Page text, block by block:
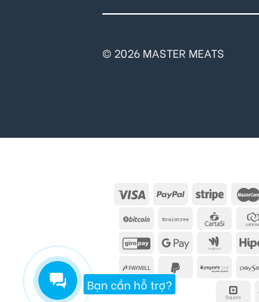
© 2026 MASTER MEATS
Bạn cần hỗ trợ?